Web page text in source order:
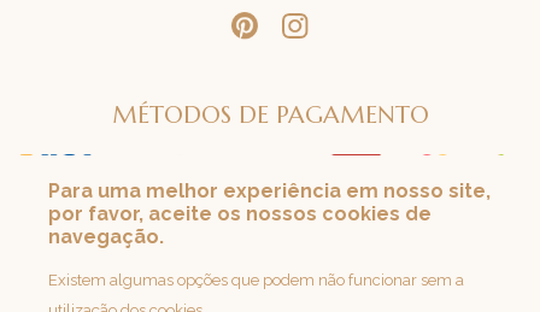
MÉTODOS DE PAGAMENTO
SEGURANÇA
Para uma melhor experiência em nosso site,
por favor, aceite os nossos cookies de
navegação.
Existem algumas opções que podem não funcionar sem a